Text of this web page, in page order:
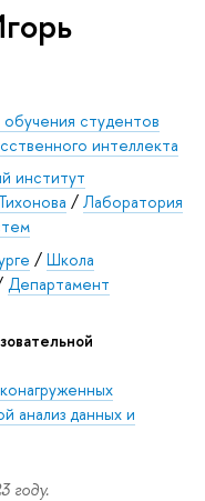
студентов
интеллекта
институт
/ Лаборатория
/ Школа
Департамент
анализ данных и
году.